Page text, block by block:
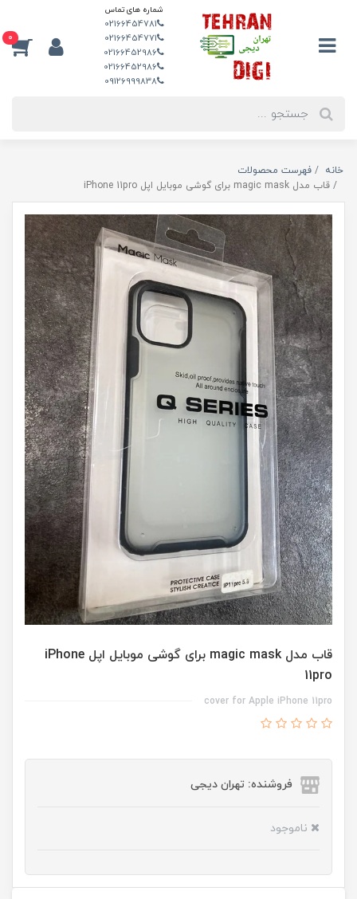
شماره های تماس
02166454781
02166454771
02166452986
02166452986
09126999838
0
خانه
فهرست محصولات
قاب مدل magic mask برای گوشی موبایل اپل iPhone 11pro
قاب مدل magic mask برای گوشی موبایل اپل iPhone
11pro
cover for Apple iPhone 11pro
فروشنده: تهران دیجی
ناموجود